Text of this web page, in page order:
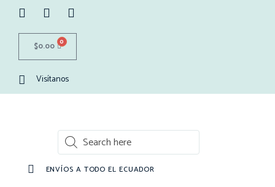
$0.00 0
Visítanos
ENVÍOS A TODO EL ECUADOR